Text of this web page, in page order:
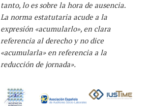
tanto, lo es sobre la hora de ausencia.
La norma estatutaria acude a la
expresión «acumularlo», en clara
referencia al derecho y no dice
«acumularla» en referencia a la
reducción de jornada».